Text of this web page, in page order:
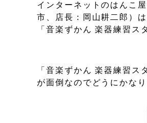
インターネットのはんこ
市、店長：岡山耕二郎）
「音楽ずかん 楽器練習ス
「音楽ずかん 楽器練習
が面倒なのでどうにかな